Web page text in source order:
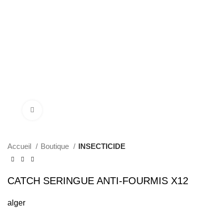
Accueil Boutique INSECTICIDE
CATCH SERINGUE ANTI-FOURMIS X12
alger